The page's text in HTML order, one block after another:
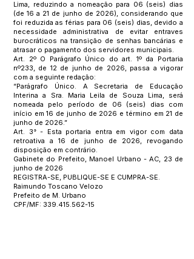
Lima, reduzindo a nomeação para 06 (seis) dias
(de 16 a 21 de junho de 2026), considerando que
foi reduzida as férias para 06 (seis) dias, devido a
necessidade administrativa de evitar entraves
burocráticos na transição de senhas bancárias e
atrasar o pagamento dos servidores municipais.
Art. 2º O Parágrafo Único do art. 1º da Portaria
nº233, de 12 de junho de 2026, passa a vigorar
com a seguinte redação:
“Parágrafo Único. A Secretaria de Educação
Interina a Sra. Maria Leila de Souza Lima, será
nomeada pelo período de 06 (seis) dias com
início em 16 de junho de 2026 e término em 21 de
junho de 2026.”
Art. 3° - Esta portaria entra em vigor com data
retroativa a 16 de junho de 2026, revogando
disposição em contrário.
Gabinete do Prefeito, Manoel Urbano - AC, 23 de
junho de 2026
REGISTRA-SE, PUBLIQUE-SE E CUMPRA-SE.
Raimundo Toscano Velozo
Prefeito de M. Urbano
CPF/MF: 339.415.562-15